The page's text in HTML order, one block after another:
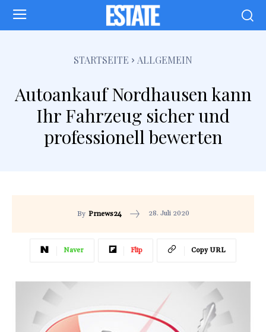
STARTSEITE ALLGEMEIN
Autoankauf Nordhausen kann
Ihr Fahrzeug sicher und
professionell bewerten
By Prnews24 28. Juli 2020
Naver Flip Copy URL